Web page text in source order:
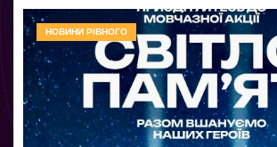
НОВИНИ РІВНОГО